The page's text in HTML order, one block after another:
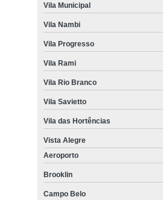
Vila Municipal
Vila Nambi
Vila Progresso
Vila Rami
Vila Rio Branco
Vila Savietto
Vila das Hortências
Vista Alegre
Aeroporto
Brooklin
Campo Belo